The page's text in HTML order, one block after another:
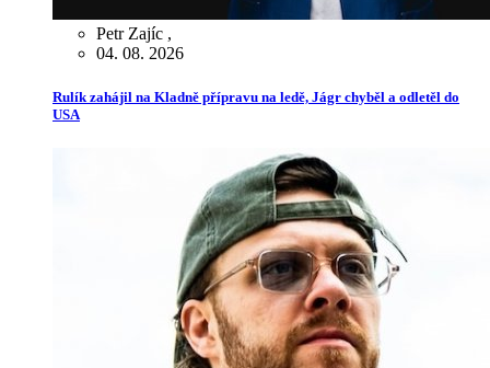
Petr Zajíc ,
04. 08. 2026
Rulík zahájil na Kladně přípravu na ledě, Jágr chyběl a odletěl do
USA